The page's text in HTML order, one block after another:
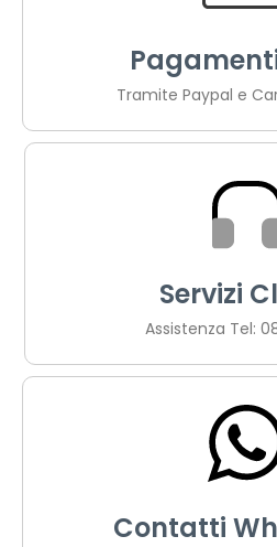
Tramite Paypal e
Servizi
Assistenza Tel:
Contatti